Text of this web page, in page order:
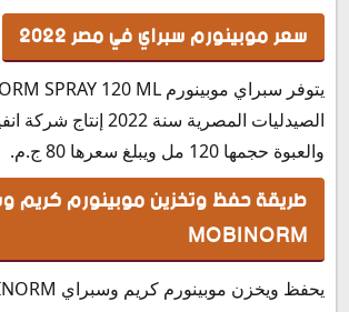
سعر موبينورم سبراي في مصر 2022
الصيدليات المصرية سنة 2022
والعبوة حجمها 120 مل ويبلغ سعرها 80 ج.م.
طريقة حفظ وتخزين موبينورم كريم
MOBINORM